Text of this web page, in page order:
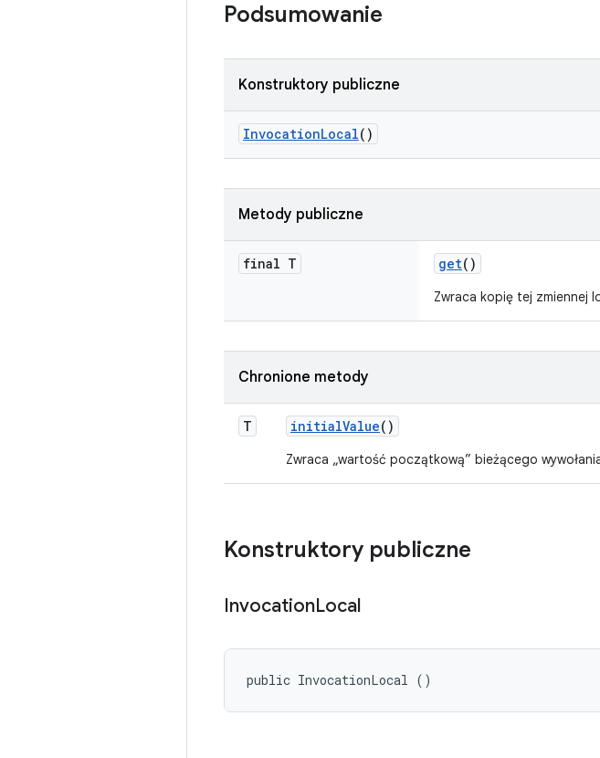
Podsumowanie
Konstruktory publiczne
InvocationLocal()
Metody publiczne
final T get()
Zwraca kopię tej zmiennej
Chronione metody
T initialValue()
Zwraca „wartość początkową” bieżącego
Konstruktory publiczne
InvocationLocal
public InvocationLocal ()